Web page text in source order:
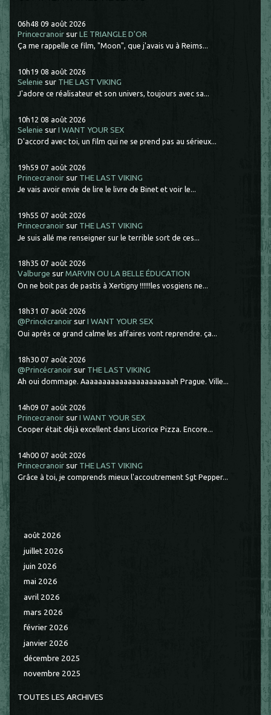
06h48 09 août 2026
Princecranoir surLE TRIANGLE D'OR
Ça me rappelle ce film, "Moon", que j'avais vu à Reims...
10h19 08 août 2026
Selenie sur THE LAST VIKING
J'adore ce réalisateur et son univers, toujours avec sa...
10h12 08 août 2026
Selenie surI WANT YOUR SEX
D'accord avec toi, un film qui ne se prend pas au sérieux...
19h59 07 août 2026
Princecranoir sur THE LAST VIKING
Je vais avoir envie de lire le livre de Binet et voir le...
19h55 07 août 2026
Princecranoir sur THE LAST VIKING
Je suis allé me renseigner sur le terrible sort de ces...
18h35 07 août 2026
Valburge surMARVIN OU LA BELLE ÉDUCATION
On ne boit pas de pastis à Xertigny !!!!!!les vosgiens ne...
18h31 07 août 2026
@Princécranoir surI WANT YOUR SEX
Oui après ce grand calme les affaires vont reprendre. ça...
18h30 07 août 2026
@Princécranoir sur THE LAST VIKING
Ah oui dommage. Aaaaaaaaaaaaaaaaaaaaaah Prague. Ville...
14h09 07 août 2026
Princecranoir surI WANT YOUR SEX
Cooper était déjà excellent dans Licorice Pizza. Encore...
14h00 07 août 2026
Princecranoir sur THE LAST VIKING
Grâce à toi, je comprends mieux l'accoutrement Sgt Pepper...
août 2026
juillet 2026
juin 2026
mai 2026
avril 2026
mars 2026
février 2026
janvier 2026
décembre 2025
novembre 2025
TOUTES LES ARCHIVES